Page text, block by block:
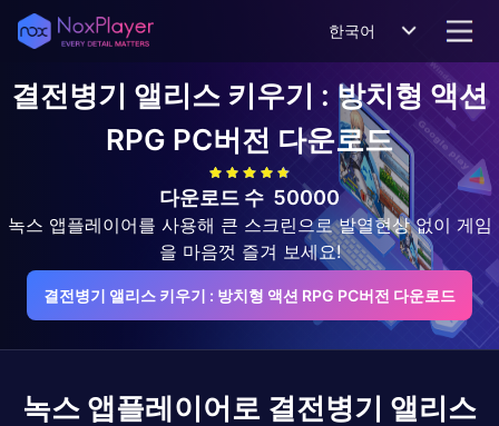
한국어
결전병기 앨리스 키우기 : 방치형 액션
RPG PC버전 다운로드
다운로드 수 50000
녹스 앱플레이어를 사용해 큰 스크린으로 발열현상 없이 게임
을 마음껏 즐겨 보세요!
결전병기 앨리스 키우기 : 방치형 액션 RPG PC버전 다운로드
녹스 앱플레이어로 결전병기 앨리스